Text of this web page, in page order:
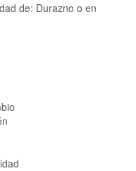
de: Durazno o en